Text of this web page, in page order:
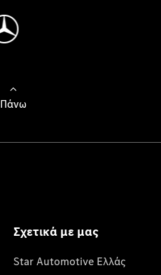
Πάνω
Σχετικά με μας
Star Automotive Ελλάς